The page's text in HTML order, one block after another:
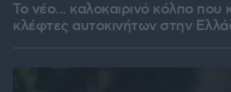
Το νέο... καλοκαιρινό κόλπο που
κλέφτες αυτοκινήτων στην